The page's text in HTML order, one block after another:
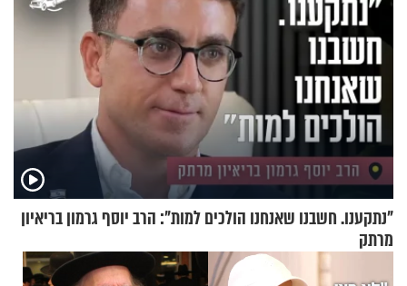
"נתקענו. חשבנו שאנחנו הולכים למות": הרב יוסף גרמון בריאיון
מרתק